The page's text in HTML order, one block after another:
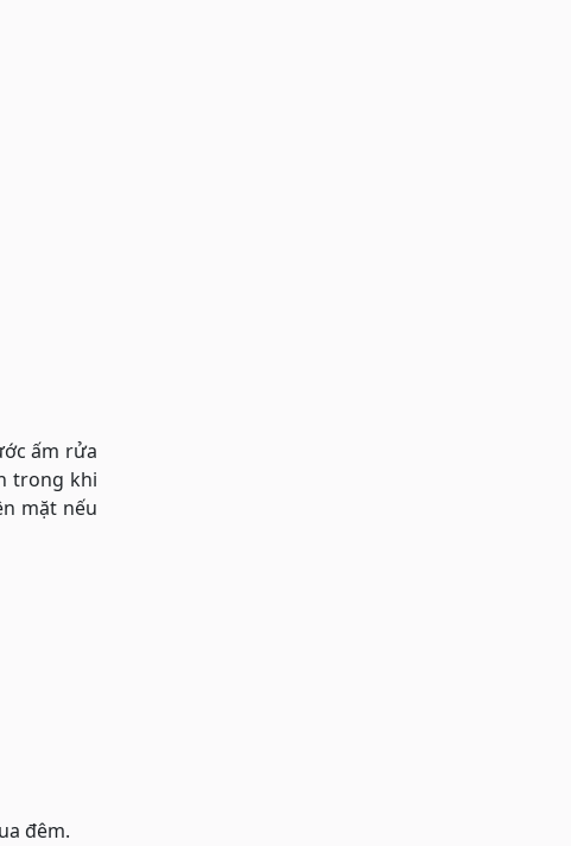
ấm rửa
trong khi
mặt nếu
đêm.